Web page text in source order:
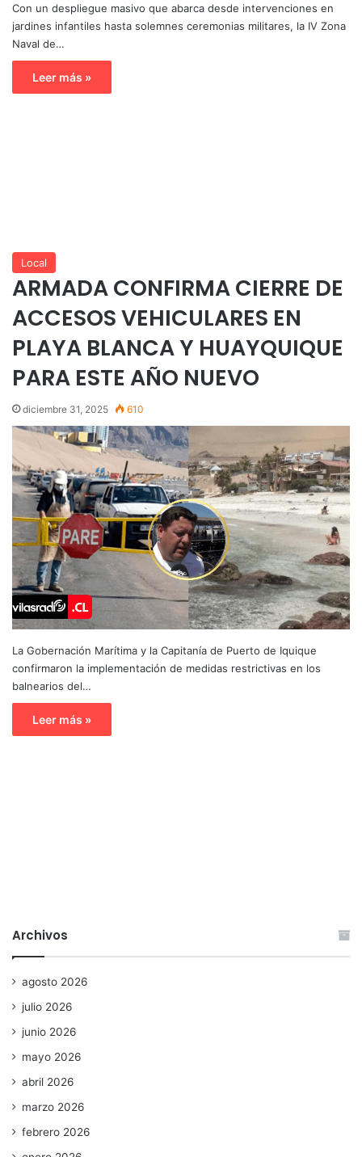
Con un despliegue masivo que abarca desde intervenciones en
jardines infantiles hasta solemnes ceremonias militares, la IV Zona
Naval de…
Leer más »
Local
ARMADA CONFIRMA CIERRE DE
ACCESOS VEHICULARES EN
PLAYA BLANCA Y HUAYQUIQUE
PARA ESTE AÑO NUEVO
diciembre 31, 2025 610
La Gobernación Marítima y la Capitanía de Puerto de Iquique
confirmaron la implementación de medidas restrictivas en los
balnearios del…
Leer más »
Archivos
agosto 2026
julio 2026
junio 2026
mayo 2026
abril 2026
marzo 2026
febrero 2026